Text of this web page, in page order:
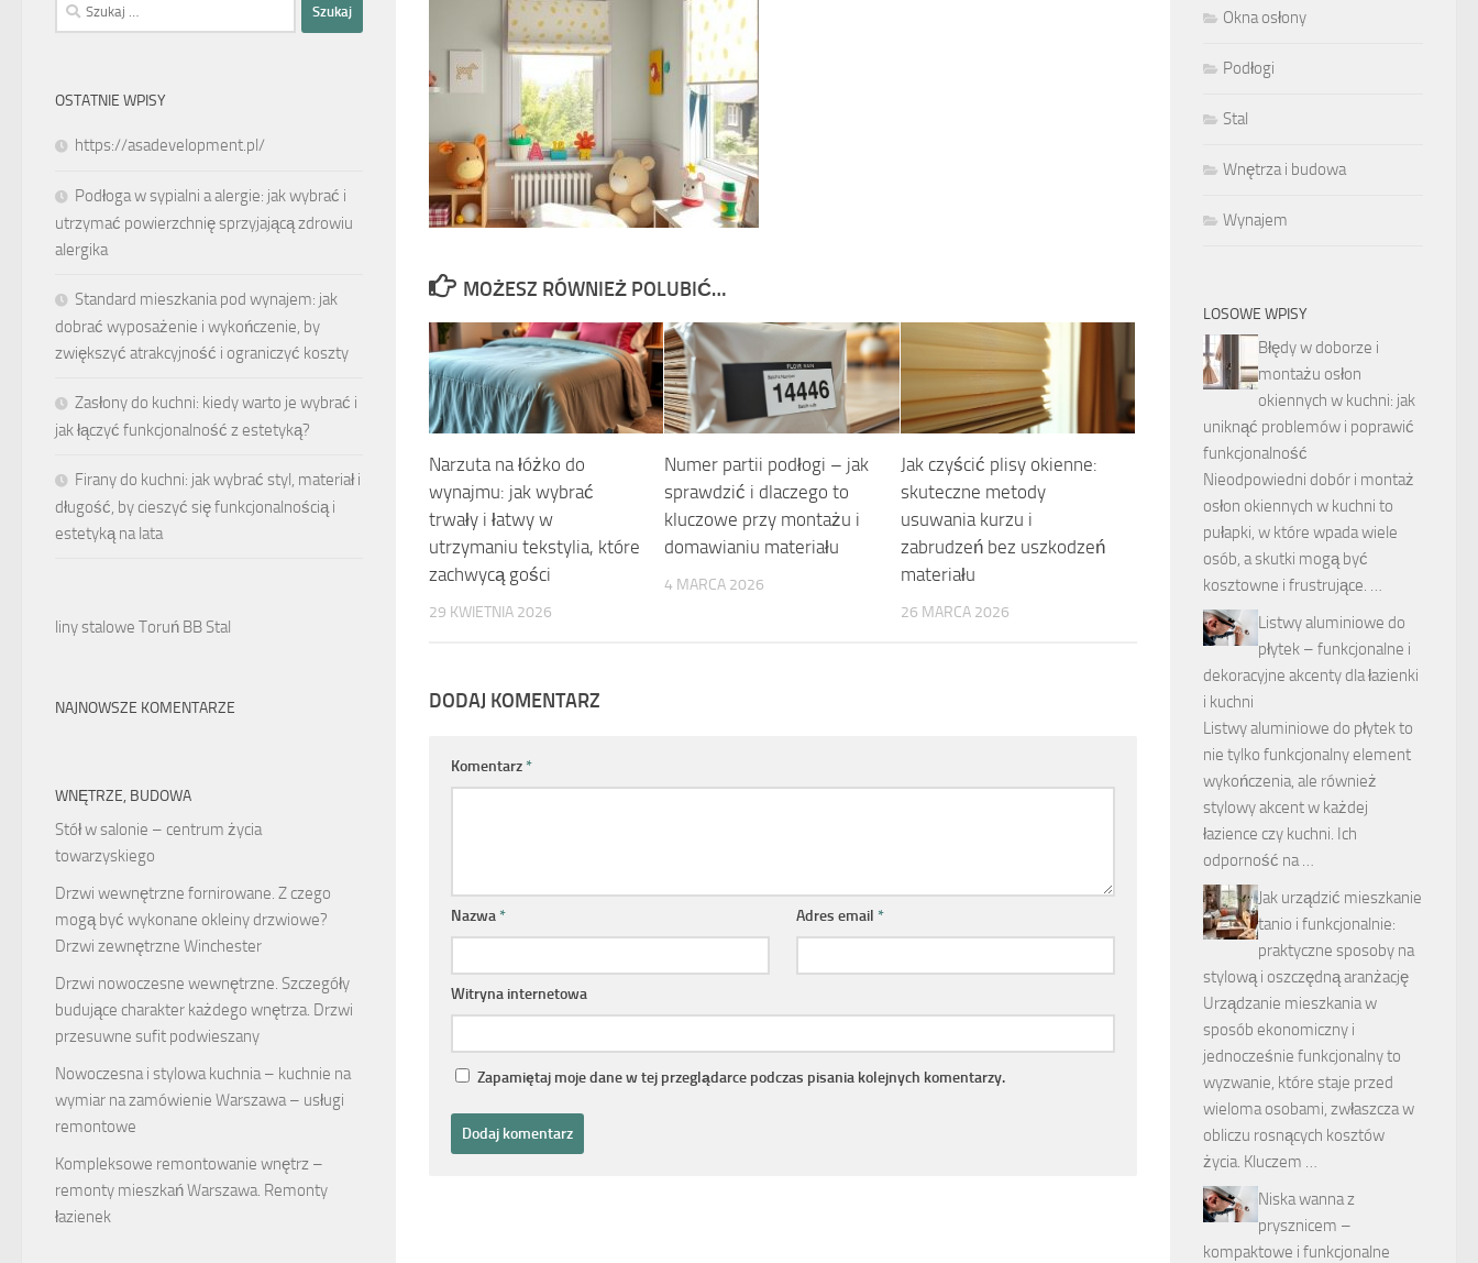
MOŻESZ RÓWNIEŻ POLUBIĆ…
Narzuta na łóżko do
wynajmu: jak wybrać
trwały i łatwy w
utrzymaniu tekstylia, które
zachwycą gości
29 KWIETNIA 2026
Numer partii podłogi – jak
sprawdzić i dlaczego to
kluczowe przy montażu i
domawianiu materiału
4 MARCA 2026
Jak czyścić plisy okienne:
skuteczne metody
usuwania kurzu i
zabrudzeń bez uszkodzeń
materiału
26 MARCA 2026
DODAJ KOMENTARZ
Komentarz *
Nazwa * Adres email *
Witryna internetowa
Zapamiętaj moje dane w tej przeglądarce podczas pisania kolejnych komentarzy.
OSTATNIE WPISY
https://asadevelopment.pl/
Podłoga w sypialni a alergie: jak wybrać i
utrzymać powierzchnię sprzyjającą zdrowiu
alergika
Standard mieszkania pod wynajem: jak
dobrać wyposażenie i wykończenie, by
zwiększyć atrakcyjność i ograniczyć koszty
Zasłony do kuchni: kiedy warto je wybrać i
jak łączyć funkcjonalność z estetyką?
Firany do kuchni: jak wybrać styl, materiał i
długość, by cieszyć się funkcjonalnością i
estetyką na lata
liny stalowe Toruń BB Stal
NAJNOWSZE KOMENTARZE
WNĘTRZE, BUDOWA
Stół w salonie – centrum życia
towarzyskiego
Drzwi wewnętrzne fornirowane. Z czego
mogą być wykonane okleiny drzwiowe?
Drzwi zewnętrzne Winchester
Drzwi nowoczesne wewnętrzne. Szczegóły
budujące charakter każdego wnętrza. Drzwi
przesuwne sufit podwieszany
Nowoczesna i stylowa kuchnia – kuchnie na
wymiar na zamówienie Warszawa – usługi
remontowe
Kompleksowe remontowanie wnętrz –
remonty mieszkań Warszawa. Remonty
łazienek
Okna osłony
Podłogi
Stal
Wnętrza i budowa
Wynajem
LOSOWE WPISY
Błędy w doborze i
montażu osłon
okiennych w kuchni: jak
uniknąć problemów i poprawić
funkcjonalność
Nieodpowiedni dobór i montaż
osłon okiennych w kuchni to
pułapki, w które wpada wiele
osób, a skutki mogą być
kosztowne i frustrujące. …
Listwy aluminiowe do
płytek – funkcjonalne i
dekoracyjne akcenty dla łazienki
i kuchni
Listwy aluminiowe do płytek to
nie tylko funkcjonalny element
wykończenia, ale również
stylowy akcent w każdej
łazience czy kuchni. Ich
odporność na …
Jak urządzić mieszkanie
tanio i funkcjonalnie:
praktyczne sposoby na
stylową i oszczędną aranżację
Urządzanie mieszkania w
sposób ekonomiczny i
jednocześnie funkcjonalny to
wyzwanie, które staje przed
wieloma osobami, zwłaszcza w
obliczu rosnących kosztów
życia. Kluczem …
Niska wanna z
prysznicem –
kompaktowe i funkcjonalne